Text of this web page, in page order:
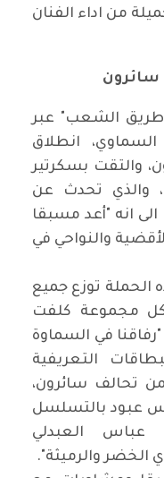
من اداء الفنان
سائرون
الشعب" عبر
انطلاق
والتقت بسكرتير
والذي تحدث عن
الى انه "أعد مسبقا
والنواحي في
الحملة توزع جميع
مجموعة كلفت
في السماوة
التعريفية
تحالف سائرون،
عبود بالتسلسل
عباس العبدلي